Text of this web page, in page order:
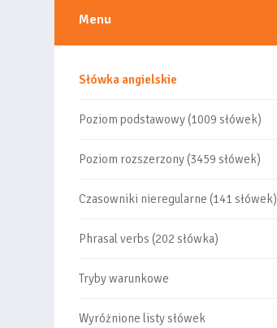
Menu
Słówka angielskie
Poziom podstawowy (1009 słówek)
Poziom rozszerzony (3459 słówek)
Czasowniki nieregularne (141 słówek)
Phrasal verbs (202 słówka)
Tryby warunkowe
Wyróżnione listy słówek